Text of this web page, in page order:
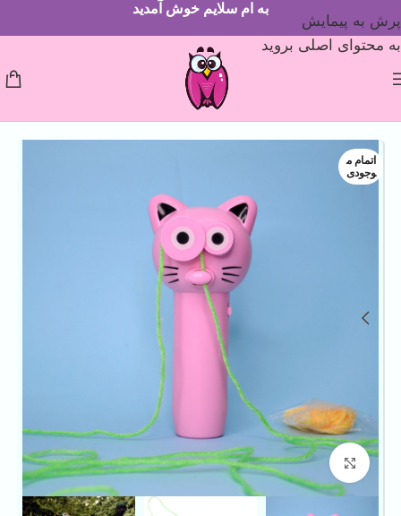
پرش به پیمایش
به محتوای اصلی بروید
به ام سلایم خوش آمدید
اتمام م
وجودی
بزرگنمایی تصویر